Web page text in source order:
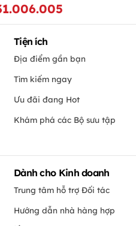
Tiện ích
Địa điểm gần bạn
Tìm kiếm ngay
Ưu đãi đang Hot
Khám phá các Bộ sưu tập
Dành cho Kinh doanh
Trung tâm hỗ trợ Đối tác
Hướng dẫn nhà hàng hợp